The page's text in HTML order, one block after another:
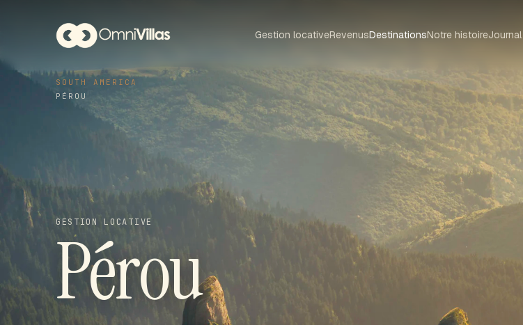
Gestion locativeRevenusDestinationsNotre histoireJournal
SOUTH AMERICA
PÉROU
GESTION LOCATIVE
Pérou